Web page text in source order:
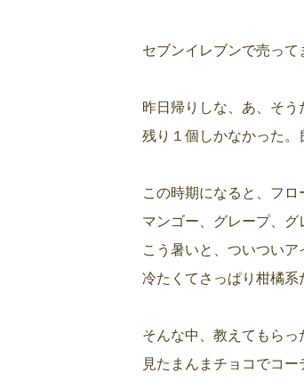
セブンイレブンで売って
昨日帰りしな、あ、そう
残り１個しかなかった。
この時期になると、フロ
マンゴー、グレープ、グ
こう暑いと、ついついア
冷たくてさっぱり柑橘系
そんな中、教えてもらっ
見たまんまチョコでコ